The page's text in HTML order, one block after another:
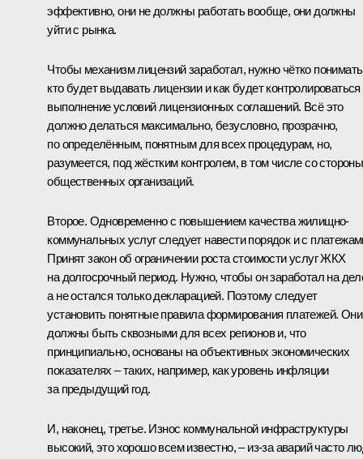
эффективно, они не должны работать вообще, они должны
уйти с рынка.
Чтобы механизм лицензий заработал, нужно чётко
кто будет выдавать лицензии и как будет контролироваться
выполнение условий лицензионных соглашений. Всё это
должно делаться максимально, безусловно, прозрачно,
по определённым, понятным для всех процедурам, но,
разумеется, под жёстким контролем, в том числе со стороны
общественных организаций.
Второе. Одновременно с повышением качества жилищно-
коммунальных услуг следует навести порядок и с
Принят закон об ограничении роста стоимости услуг ЖКХ
на долгосрочный период. Нужно, чтобы он заработал на
а не остался только декларацией. Поэтому следует
установить понятные правила формирования платежей. Они
должны быть сквозными для всех регионов и, что
принципиально, основаны на объективных экономических
показателях – таких, например, как уровень инфляции
за предыдущий год.
И, наконец, третье. Износ коммунальной инфраструктуры
высокий, это хорошо всем известно, – из‑за аварий часто